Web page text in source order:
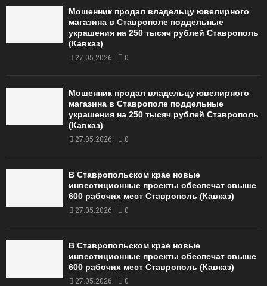
Мошенник продал владельцу ювелирного
магазина в Ставрополе поддельные
украшения на 250 тысяч рублей Ставрополь
(Кавказ)
27.05.2026 0
Мошенник продал владельцу ювелирного
магазина в Ставрополе поддельные
украшения на 250 тысяч рублей Ставрополь
(Кавказ)
27.05.2026 0
В Ставропольском крае новые
инвестиционные проекты обеспечат свыше
600 рабочих мест Ставрополь (Кавказ)
27.05.2026 0
В Ставропольском крае новые
инвестиционные проекты обеспечат свыше
600 рабочих мест Ставрополь (Кавказ)
27.05.2026 0